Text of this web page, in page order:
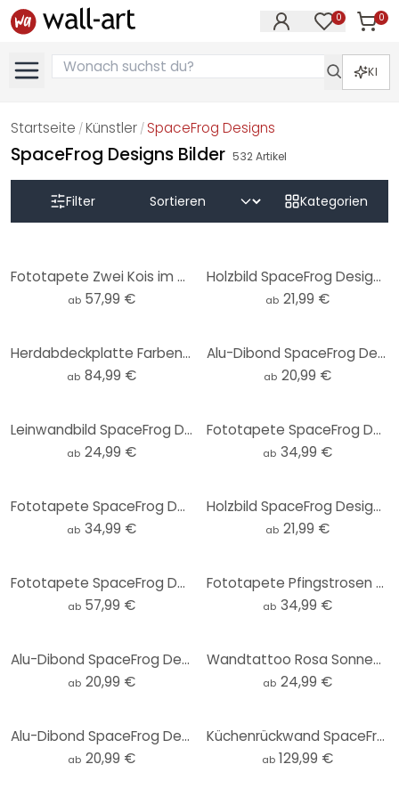
0 0
KI
Startseite / Künstler / SpaceFrog Designs
SpaceFrog Designs Bilder 532Artikel
Filter Kategorien
Fototapete Zwei Kois im Teich - SpaceFrog Designs
ab 57,99 €
Holzbild SpaceFrog Designs - Eleganz - Rund
ab 21,99 €
Herdabdeckplatte Farbenfrohe Frühlingswiese - SpaceFrog Designs
ab 84,99 €
Alu-Dibond SpaceFrog Designs - Eleganz - Rund
ab 20,99 €
Leinwandbild SpaceFrog Designs - Morgenruhe
ab 24,99 €
Fototapete SpaceFrog Designs - Goldene Sterne - Rund - Selbstklebend/Vlies
ab 34,99 €
Fototapete SpaceFrog Designs - Eleganz - Rund - Selbstklebend/Vlies
ab 34,99 €
Holzbild SpaceFrog Designs - Morgenruhe - Rund
ab 21,99 €
Fototapete SpaceFrog Designs - Morgenruhe
ab 57,99 €
Fototapete Pfingstrosen mit großen Blüten - SpaceFrog Designs - Rund - Selbstklebend/Vlies
ab 34,99 €
Alu-Dibond SpaceFrog Designs - Blau und Gold - Rund
ab 20,99 €
Wandtattoo Rosa Sonnenuntergang über dem Wald - SpaceFrog Designs - Rund
ab 24,99 €
Alu-Dibond SpaceFrog Designs - Verbundenheit - Rund
ab 20,99 €
Küchenrückwand SpaceFrog Designs - Herbstmorgen
ab 129,99 €